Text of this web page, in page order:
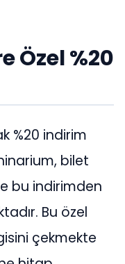
Özel %20
%20 indirim
bilet
bu indirimden
Bu özel
çekmekte